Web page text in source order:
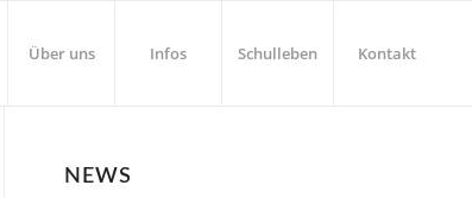
Über uns Infos Schulleben Kontakt
NEWS